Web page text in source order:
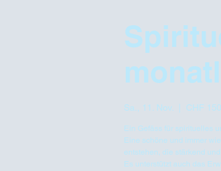
Sa., 11. Nov. CHF
Ein Gefäss für spirituelles
Eine schöne und immer
entstehen, die stärkend
Es unterstützt auch das